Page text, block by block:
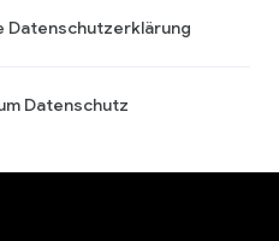
Datenschutzerklärung
Datenschutz